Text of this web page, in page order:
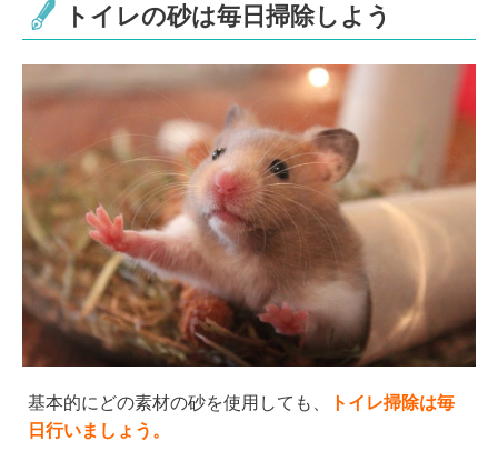
トイレの砂は毎日掃除しよう
基本的にどの素材の砂を使用しても、
トイレ掃除は毎
日行いましょう。